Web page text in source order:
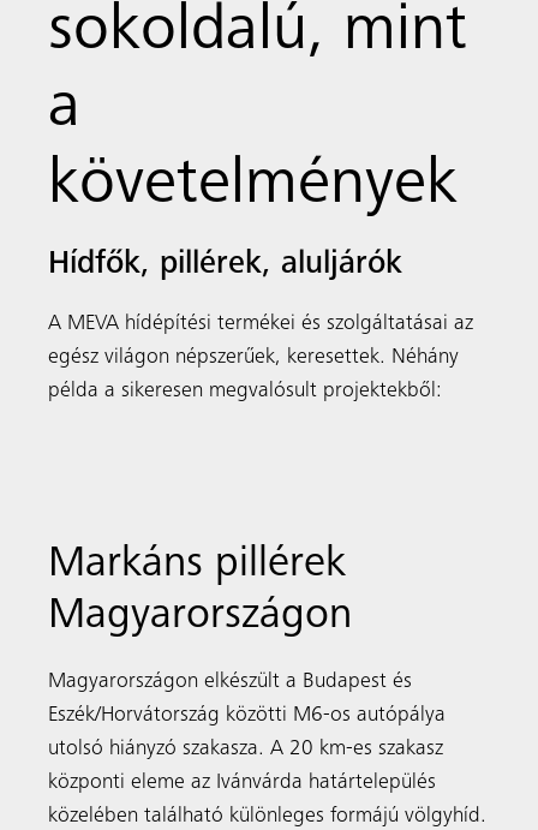
sokoldalú, mint
a
követelmények
Hídfők, pillérek, aluljárók
A MEVA hídépítési termékei és szolgáltatásai az
egész világon népszerűek, keresettek. Néhány
példa a sikeresen megvalósult projektekből:
Markáns pillérek
Magyarországon
Magyarországon elkészült a Budapest és
Eszék/Horvátország közötti M6-os autópálya
utolsó hiányzó szakasza. A 20 km-es szakasz
központi eleme az Ivánvárda határtelepülés
közelében található különleges formájú völgyhíd.